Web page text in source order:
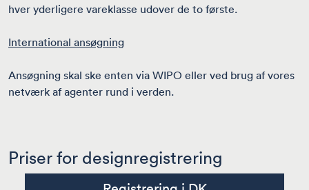
hver yderligere vareklasse udover de to første.
International ansøgning
Ansøgning skal ske enten via WIPO eller ved brug af vores
netværk af agenter rund i verden.
Priser for designregistrering